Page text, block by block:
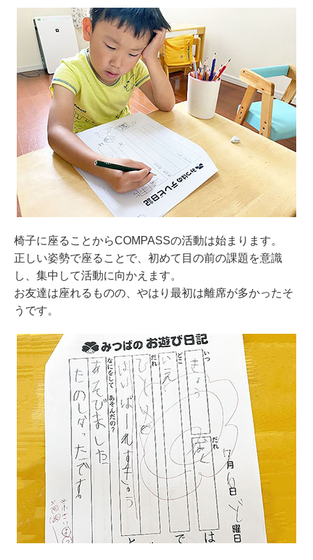
椅子に座ることからCOMPASSの活動は始まります。
正しい姿勢で座ることで、初めて目の前の課題を意識
し、集中して活動に向かえます。
お友達は座れるものの、やはり最初は離席が多かったそ
うです。